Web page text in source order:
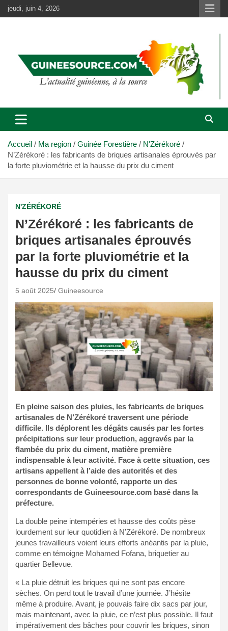
Aller
au
jeudi, juin 4, 2026
Accueil Ma region Guinée Forestière
N'Zérékoré
N’Zérékoré : les fabricants de briques artisanales éprouvés par
la forte pluviométrie et la hausse du prix du ciment
N'ZÉRÉKORÉ
N’Zérékoré : les fabricants de
briques artisanales éprouvés
par la forte pluviométrie et la
hausse du prix du ciment
5 août 2025 Guineesource
En pleine saison des pluies, les fabricants de briques
artisanales de N’Zérékoré traversent une période
difficile. Ils déplorent les dégâts causés par les fortes
précipitations sur leur production, aggravés par la
flambée du prix du ciment, matière première
indispensable à leur activité. Face à cette situation, ces
artisans appellent à l’aide des autorités et des
personnes de bonne volonté, rapporte un des
correspondants de Guineesource.com basé dans la
préfecture.
La double peine intempéries et hausse des coûts pèse
lourdement sur leur quotidien à N’Zérékoré. De nombreux
jeunes travailleurs voient leurs efforts anéantis par la pluie,
comme en témoigne Mohamed Fofana, briquetier au
quartier Bellevue.
« La pluie détruit les briques qui ne sont pas encore
sèches. On perd tout le travail d’une journée. J’hésite
même à produire. Avant, je pouvais faire dix sacs par jour,
mais maintenant, avec la pluie, ce n’est plus possible. Il faut
impérativement des bâches pour couvrir les briques, sinon